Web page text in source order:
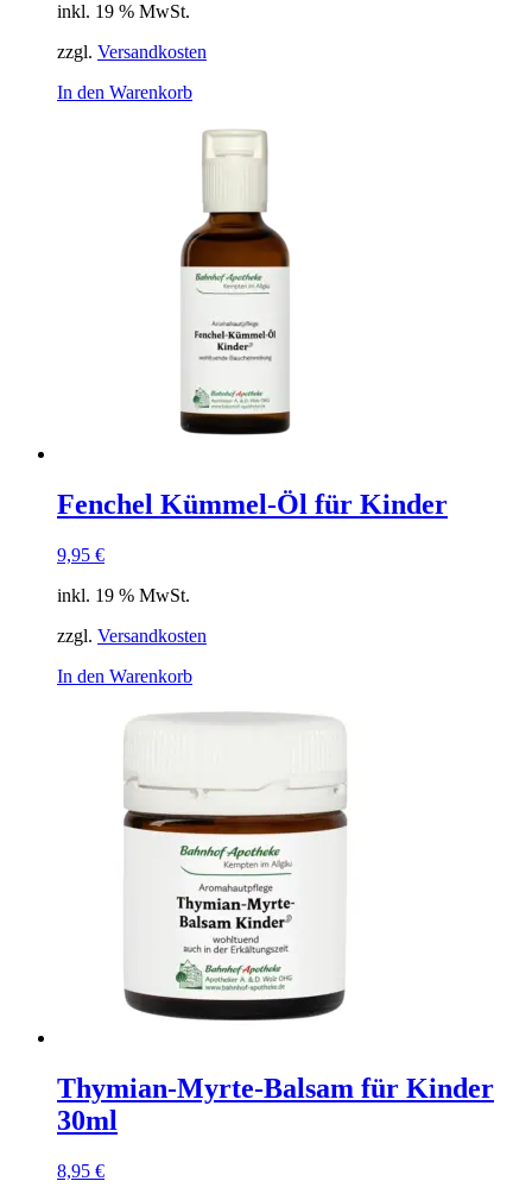
inkl. 19 % MwSt.
zzgl. Versandkosten
In den Warenkorb
Fenchel Kümmel-Öl für Kinder
9,95 €
inkl. 19 % MwSt.
zzgl. Versandkosten
In den Warenkorb
Thymian-Myrte-Balsam für Kinder
30ml
8,95 €